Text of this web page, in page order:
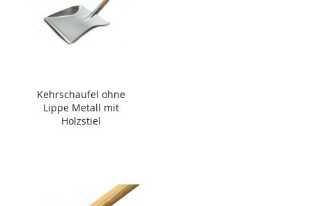
Kehrschaufel ohne
Lippe Metall mit
Holzstiel